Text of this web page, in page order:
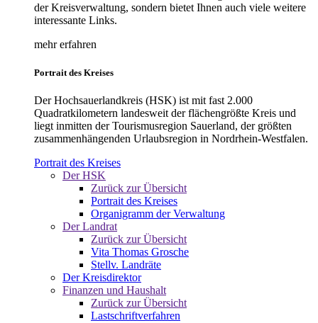
der Kreisverwaltung, sondern bietet Ihnen auch viele weitere
interessante Links.
mehr erfahren
Portrait des Kreises
Der Hochsauerlandkreis (HSK) ist mit fast 2.000
Quadratkilometern landesweit der flächengrößte Kreis und
liegt inmitten der Tourismusregion Sauerland, der größten
zusammenhängenden Urlaubsregion in Nordrhein-Westfalen.
Portrait des Kreises
Der HSK
Zurück zur Übersicht
Portrait des Kreises
Organigramm der Verwaltung
Der Landrat
Zurück zur Übersicht
Vita Thomas Grosche
Stellv. Landräte
Der Kreisdirektor
Finanzen und Haushalt
Zurück zur Übersicht
Lastschriftverfahren